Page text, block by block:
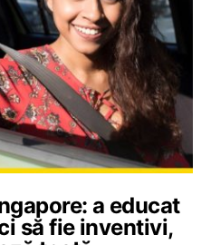
a educat
să fie inventivi,